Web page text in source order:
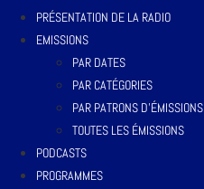
PRÉSENTATION DE LA RADIO
EMISSIONS
PAR DATES
PAR CATÉGORIES
PAR PATRONS D’ÉMISSIONS
TOUTES LES ÉMISSIONS
PODCASTS
PROGRAMMES